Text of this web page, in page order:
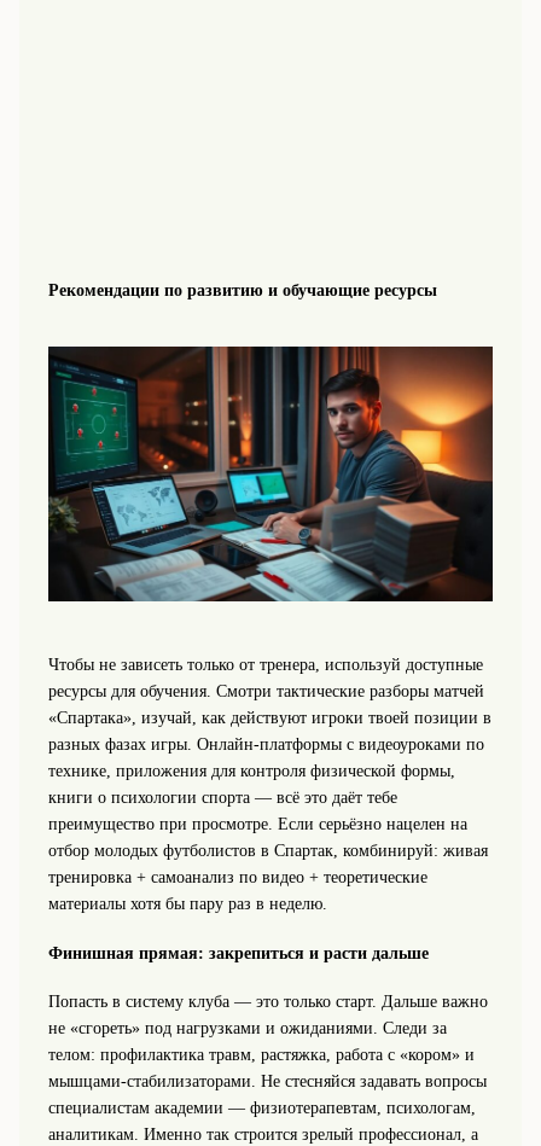
Рекомендации по развитию и обучающие ресурсы
Чтобы не зависеть только от тренера, используй доступные
ресурсы для обучения. Смотри тактические разборы матчей
«Спартака», изучай, как действуют игроки твоей позиции в
разных фазах игры. Онлайн-платформы с видеоуроками по
технике, приложения для контроля физической формы,
книги о психологии спорта — всё это даёт тебе
преимущество при просмотре. Если серьёзно нацелен на
отбор молодых футболистов в Спартак, комбинируй: живая
тренировка + самоанализ по видео + теоретические
материалы хотя бы пару раз в неделю.
Финишная прямая: закрепиться и расти дальше
Попасть в систему клуба — это только старт. Дальше важно
не «сгореть» под нагрузками и ожиданиями. Следи за
телом: профилактика травм, растяжка, работа с «кором» и
мышцами-стабилизаторами. Не стесняйся задавать вопросы
специалистам академии — физиотерапевтам, психологам,
аналитикам. Именно так строится зрелый профессионал, а